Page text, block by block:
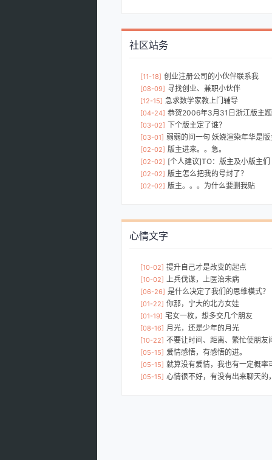
社区站务
[11-18] 创业注册公司的小伙伴联系我
[08-09] 寻找创业、兼职小伙伴
[12-15] 急求数学家教上门辅导
[04-24] 恭贺2006年3月31日浙江版主
[03-02] 下个版主定了谁？
[03-01] 弱弱的问一句 妖娆渲染年华是版
[02-02] 版主进来。。急。
[02-02] [个人建议]TO：版主及小版主们
[02-02] 版主怎么把我的号封了？
[02-02] 版主。。。为什么要删我贴
心情文字
[10-02] 提升自己才是改变的起点
[10-02] 上兵伐谋，上医治未病
[06-26] 是什么决定了我们的思维模式？
[01-22] 你那，宁大的北方女娃
[01-19] 宅女一枚，想多交几个朋友
[08-16] 月光，还是少年的月光
[10-22] 不要让时间、距离、繁忙使朋友间变得越
[05-15] 爱情感悟，有感悟的进。
[05-15] 就算没有爱情，我也有一定概率
[05-15] 心情很不好，有没有出来聊天的